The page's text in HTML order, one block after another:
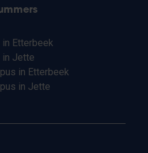
Etterbeek
in Jette
in Etterbeek
in Jette